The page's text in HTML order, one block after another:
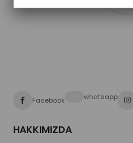
Facebook whatsapp
HAKKIMIZDA